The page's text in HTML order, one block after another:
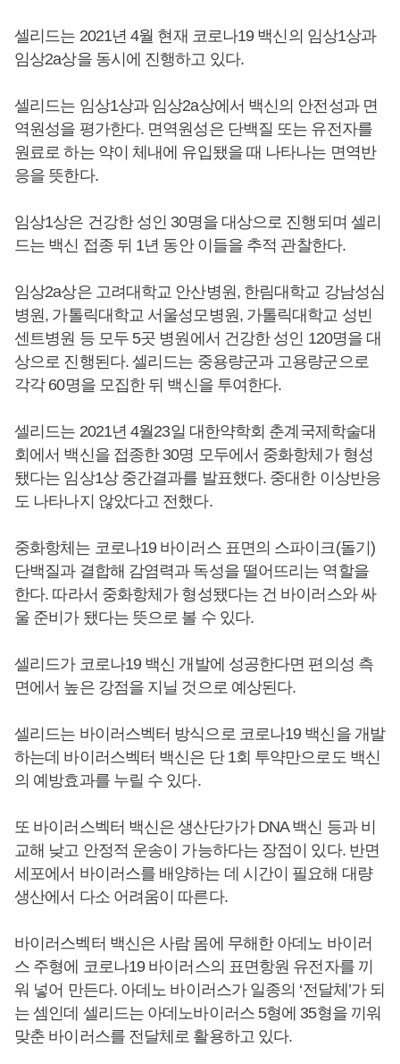
셀리드는 2021년 4월 현재 코로나19 백신의 임상1상과
임상2a상을 동시에 진행하고 있다.
셀리드는 임상1상과 임상2a상에서 백신의 안전성과 면
역원성을 평가한다. 면역원성은 단백질 또는 유전자를
원료로 하는 약이 체내에 유입됐을 때 나타나는 면역반
응을 뜻한다.
임상1상은 건강한 성인 30명을 대상으로 진행되며 셀리
드는 백신 접종 뒤 1년 동안 이들을 추적 관찰한다.
임상2a상은 고려대학교 안산병원, 한림대학교 강남성심
병원, 가톨릭대학교 서울성모병원, 가톨릭대학교 성빈
센트병원 등 모두 5곳 병원에서 건강한 성인 120명을 대
상으로 진행된다. 셀리드는 중용량군과 고용량군으로
각각 60명을 모집한 뒤 백신을 투여한다.
셀리드는 2021년 4월23일 대한약학회 춘계국제학술대
회에서 백신을 접종한 30명 모두에서 중화항체가 형성
됐다는 임상1상 중간결과를 발표했다. 중대한 이상반응
도 나타나지 않았다고 전했다.
중화항체는 코로나19 바이러스 표면의 스파이크(돌기)
단백질과 결합해 감염력과 독성을 떨어뜨리는 역할을
한다. 따라서 중화항체가 형성됐다는 건 바이러스와 싸
울 준비가 됐다는 뜻으로 볼 수 있다.
셀리드가 코로나19 백신 개발에 성공한다면 편의성 측
면에서 높은 강점을 지닐 것으로 예상된다.
셀리드는 바이러스벡터 방식으로 코로나19 백신을 개발
하는데 바이러스벡터 백신은 단 1회 투약만으로도 백신
의 예방효과를 누릴 수 있다.
또 바이러스벡터 백신은 생산단가가 DNA 백신 등과 비
교해 낮고 안정적 운송이 가능하다는 장점이 있다. 반면
세포에서 바이러스를 배양하는 데 시간이 필요해 대량
생산에서 다소 어려움이 따른다.
바이러스벡터 백신은 사람 몸에 무해한 아데노 바이러
스 주형에 코로나19 바이러스의 표면항원 유전자를 끼
워 넣어 만든다. 아데노 바이러스가 일종의 ‘전달체’가 되
는 셈인데 셀리드는 아데노바이러스 5형에 35형을 끼워
맞춘 바이러스를 전달체로 활용하고 있다.